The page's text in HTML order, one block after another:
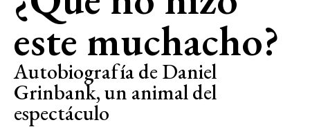
este muchacho?
Autobiografía de Daniel
Grinbank, un animal del
espectáculo